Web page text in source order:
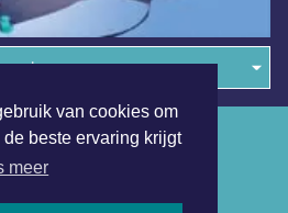
van cookies om
beste ervaring krijgt
meer
regio